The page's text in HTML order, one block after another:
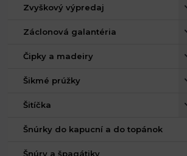
Zvyškový výpredaj
Záclonová galantéria
Čipky a madeiry
Šikmé prúžky
Šitíčka
Šnúrky do kapucní a do topánok
Šnúry a špagátiky